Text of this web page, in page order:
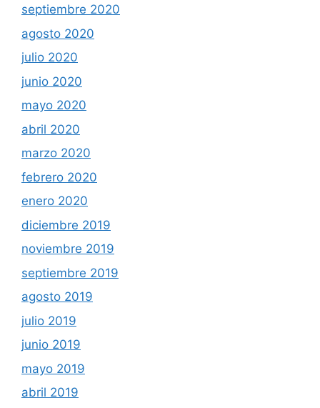
septiembre 2020
agosto 2020
julio 2020
junio 2020
mayo 2020
abril 2020
marzo 2020
febrero 2020
enero 2020
diciembre 2019
noviembre 2019
septiembre 2019
agosto 2019
julio 2019
junio 2019
mayo 2019
abril 2019